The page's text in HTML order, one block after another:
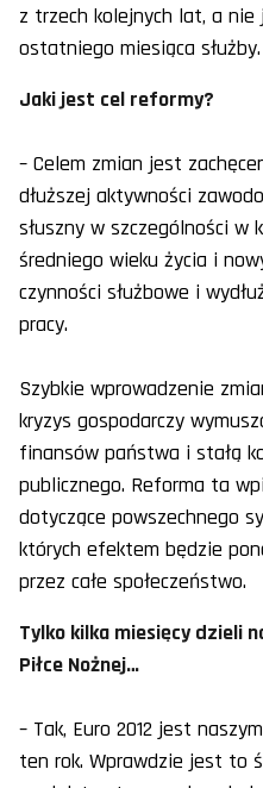
z trzech kolejnych lat, a
ostatniego miesiąca służby.
Jaki jest cel reformy?
– Celem zmian jest
dłuższej aktywności
słuszny w szczególności w
średniego wieku życia i
czynności służbowe i
pracy.
Szybkie wprowadzenie
kryzys gospodarczy
finansów państwa i stałą
publicznego. Reforma ta
dotyczące powszechnego
których efektem będzie
przez całe społeczeństwo.
Tylko kilka miesięcy dzieli
Piłce Nożnej…
– Tak, Euro 2012 jest
ten rok. Wprawdzie jest to